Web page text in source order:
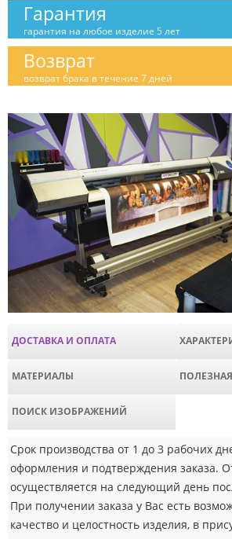
Гарантия
гарантия на любое изделие 5 лет
Возврат
возврат брака в течение 7 дней
ДОСТАВКА И ОПЛАТА
МАТЕРИАЛЫ
ПОИСК ИЗОБРАЖЕНИЙ
Срок производства от 1 до 3 рабочих
оформления и подтверждения заказа.
осуществляется на следующий день
При получении заказа у Вас есть
качество и целостность изделия, в